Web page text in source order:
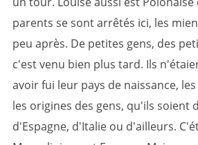
parents se sont arrêtés ici, les
peu après. De petites gens, des
c'est venu bien plus tard. Ils
avoir fui leur pays de naissance,
les origines des gens, qu'ils soient
d'Espagne, d'Italie ou d'ailleurs.